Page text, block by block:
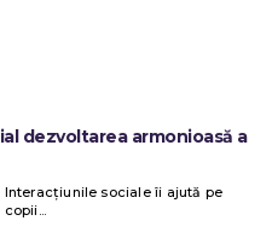
dezvoltarea armonioasă a
copii...